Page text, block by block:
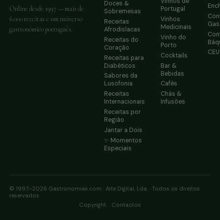
Online desde 1997 — mais de
6.000 receitas e um universo
gastronómico português.
Doces &
Sobremesas
Receitas
Afrodisíacas
Receitas do
Coração
Receitas para
Diabéticos
Sabores da
Lusofonia
Receitas
Internacionais
Receitas por
Região
Jantar a Dois
✨ Momentos
Especiais
Portugal
Vinhos
Medicinais
Vinho do
Porto
Cocktails
Bar &
Bebidas
Cafés
Chás &
Infusões
© 1997–2026 Gastronomias.com · Arte Digital, Lda. · Todos os direitos
reservados
Copyright
Contactos